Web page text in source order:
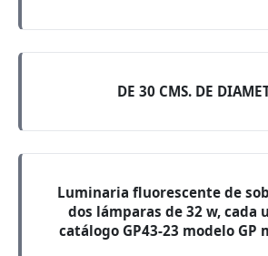
DE 30 CMS. DE
Luminaria fluorescente de
dos lámparas de 32 w, cada
catálogo GP43-23 modelo GP